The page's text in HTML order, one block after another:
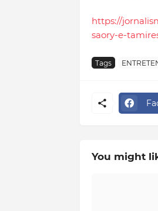
https://
saory-e-
Tags
You might